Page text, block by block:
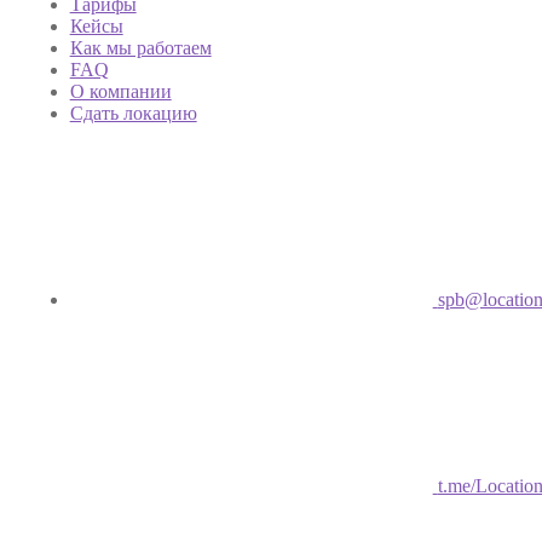
Тарифы
Кейсы
Как мы работаем
FAQ
О компании
Сдать локацию
t.me/